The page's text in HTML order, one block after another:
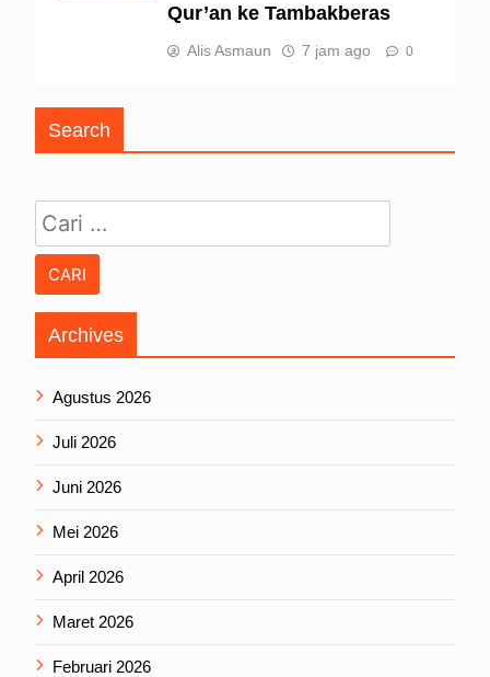
Qur’an ke Tambakberas
Alis Asmaun 7 jam ago 0
Search
Archives
Agustus 2026
Juli 2026
Juni 2026
Mei 2026
April 2026
Maret 2026
Februari 2026